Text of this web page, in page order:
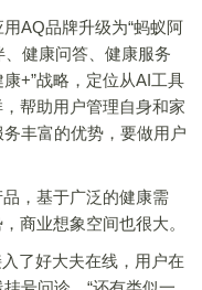
AQ品牌升级为“蚂蚁阿
健康问答、健康服务
+”战略，定位从AI工具
帮助用户管理自身和家
丰富的优势，要做用户
，基于广泛的健康需
商业想象空间也很大。
了好大夫在线，用户在